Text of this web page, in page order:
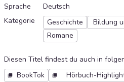
Sprache
Deutsch
Kategorie
Geschichte Bildung
Romane
Diesen Titel findest du auch in
BookTok
Hörbuch-